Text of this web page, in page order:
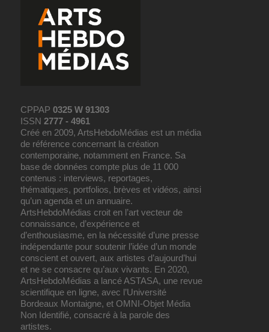
CPPAP0325 W 91303
ISSN2777 - 4961
Créé en 2009, ArtsHebdoMédias est un média
de référence concernant la création
contemporaine, notamment en France. Sa
base de données compte plus de 11 000
contenus : interviews, reportages,
thématiques, portfolios, brèves et vidéos, ainsi
qu’un agenda et un annuaire.
ArtsHebdoMédias croit en l’art vecteur de
connaissance, d’expérience et
d’enthousiasme, en la nécessité d’une presse
indépendante pour soutenir l’idée d’un monde
conscient et ouvert, aux artistes d’aujourd’hui
et ne se consacre qu’aux vivants. En 2020,
ArtsHebdoMédias a lancé ASTASA, une revue
scientifique en ligne, avec l’Université
Bordeaux Montaigne, et OMNI-Objet Média
Non Identifié, consacré à la parole des
artistes.